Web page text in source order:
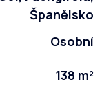
Španělsko
Osobní
138 m²